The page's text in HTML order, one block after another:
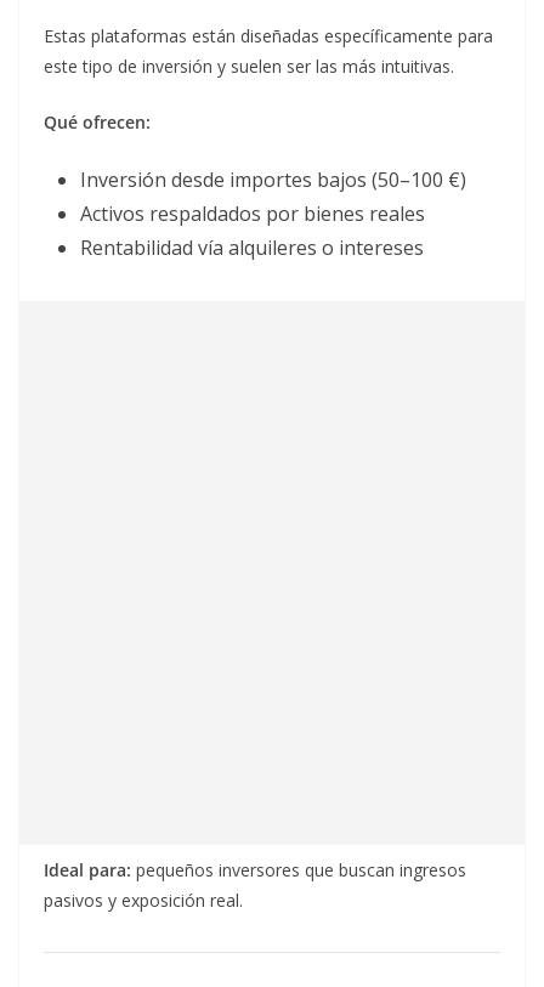
Estas plataformas están diseñadas específicamente para
este tipo de inversión y suelen ser las más intuitivas.
Qué ofrecen:
Inversión desde importes bajos (50–100 €)
Activos respaldados por bienes reales
Rentabilidad vía alquileres o intereses
Ideal para: pequeños inversores que buscan ingresos
pasivos y exposición real.